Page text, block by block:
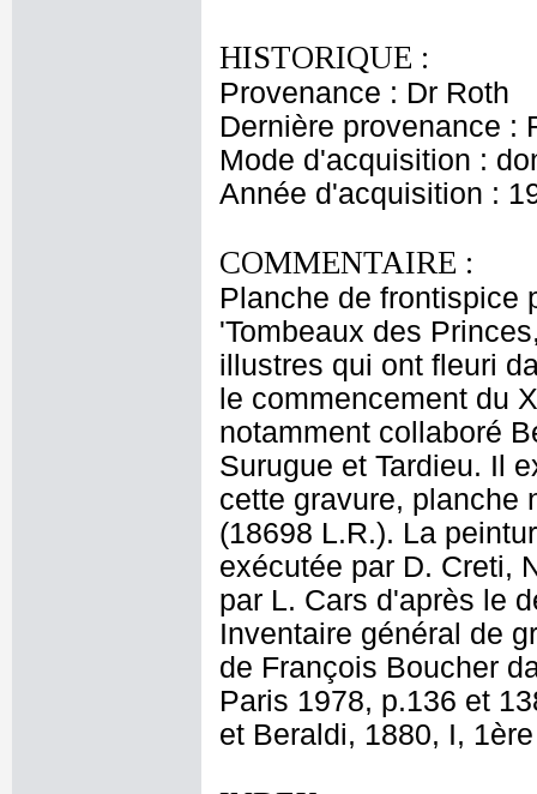
HISTORIQUE :
Provenance : Dr Roth
Dernière provenance :
Mode d'acquisition :
Année d'acquisition :
COMMENTAIRE :
Planche de frontispice
'Tombeaux des
illustres qui ont fleuri
le commencement du
notamment collaboré
Surugue et Tardieu. Il
cette gravure, planche
(18698 L.R.). La
exécutée par D. Creti,
par L. Cars d'après le
Inventaire général de
de François Boucher
Paris 1978, p.136 et
et Beraldi, 1880, I,